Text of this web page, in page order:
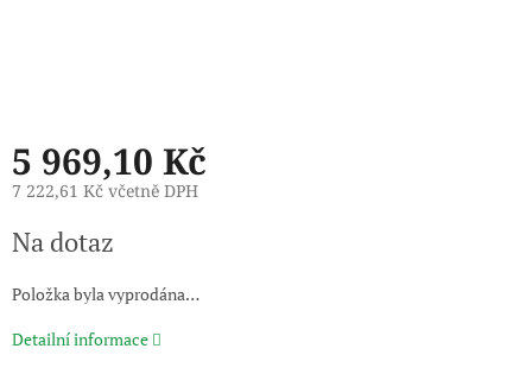
5 969,10 Kč
7 222,61 Kč včetně DPH
cena:
Na dotaz
Položka byla vyprodána…
Detailní informace